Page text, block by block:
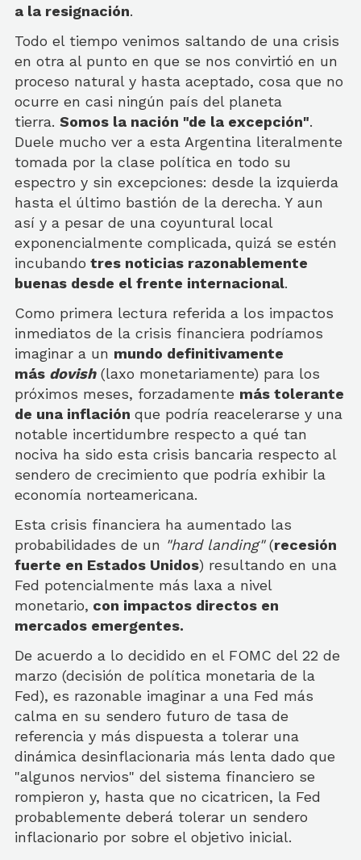
a la resignación.
Todo el tiempo venimos saltando de una crisis
en otra al punto en que se nos convirtió en un
proceso natural y hasta aceptado, cosa que no
ocurre en casi ningún país del planeta
tierra. Somos la nación "de la excepción".
Duele mucho ver a esta Argentina literalmente
tomada por la clase política en todo su
espectro y sin excepciones: desde la izquierda
hasta el último bastión de la derecha. Y aun
así y a pesar de una coyuntural local
exponencialmente complicada, quizá se estén
incubando tres noticias razonablemente
buenas desde el frente internacional.
Como primera lectura referida a los impactos
inmediatos de la crisis financiera podríamos
imaginar a un mundo definitivamente
más dovish(laxo monetariamente) para los
próximos meses, forzadamente más tolerante
de una inflación que podría reacelerarse y una
notable incertidumbre respecto a qué tan
nociva ha sido esta crisis bancaria respecto al
sendero de crecimiento que podría exhibir la
economía norteamericana.
Esta crisis financiera ha aumentado las
probabilidades de un "hard landing"(recesión
fuerte en Estados Unidos) resultando en una
Fed potencialmente más laxa a nivel
monetario, con impactos directos en
mercados emergentes.
De acuerdo a lo decidido en el FOMC del 22 de
marzo (decisión de política monetaria de la
Fed), es razonable imaginar a una Fed más
calma en su sendero futuro de tasa de
referencia y más dispuesta a tolerar una
dinámica desinflacionaria más lenta dado que
"algunos nervios" del sistema financiero se
rompieron y, hasta que no cicatricen, la Fed
probablemente deberá tolerar un sendero
inflacionario por sobre el objetivo inicial.